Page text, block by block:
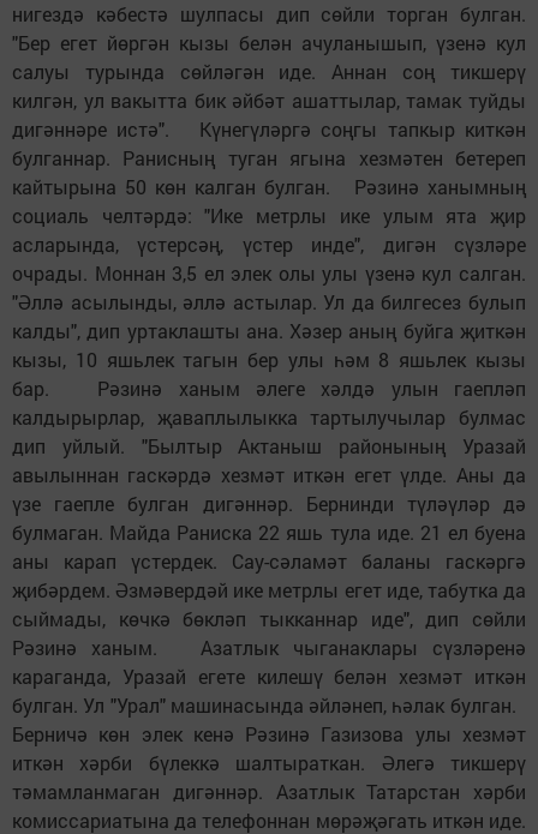
нигездә кәбестә шулпасы дип сөйли торган булган.
"Бер егет йөргән кызы белән ачуланышып, үзенә кул
салуы турында сөйләгән иде. Аннан соң тикшерү
килгән, ул вакытта бик әйбәт ашаттылар, тамак туйды
дигәннәре истә". Күнегүләргә соңгы тапкыр киткән
булганнар. Ранисның туган ягына хезмәтен бетереп
кайтырына 50 көн калган булган. Рәзинә ханымның
социаль челтәрдә: "Ике метрлы ике улым ята җир
асларында, үстерсәң, үстер инде", дигән сүзләре
очрады. Моннан 3,5 ел элек олы улы үзенә кул салган.
"Әллә асылынды, әллә астылар. Ул да билгесез булып
калды", дип уртаклашты ана. Хәзер аның буйга җиткән
кызы, 10 яшьлек тагын бер улы һәм 8 яшьлек кызы
бар. Рәзинә ханым әлеге хәлдә улын гаепләп
калдырырлар, җаваплылыкка тартылучылар булмас
дип уйлый. "Былтыр Актаныш районының Уразай
авылыннан гаскәрдә хезмәт иткән егет үлде. Аны да
үзе гаепле булган дигәннәр. Бернинди түләүләр дә
булмаган. Майда Раниска 22 яшь тула иде. 21 ел буена
аны карап үстердек. Сау-сәламәт баланы гаскәргә
җибәрдем. Әзмәвердәй ике метрлы егет иде, табутка да
сыймады, көчкә бөкләп тыкканнар иде", дип сөйли
Рәзинә ханым. Азатлык чыганаклары сүзләренә
караганда, Уразай егете килешү белән хезмәт иткән
булган. Ул "Урал" машинасында әйләнеп, һәлак булган.
Берничә көн элек кенә Рәзинә Газизова улы хезмәт
иткән хәрби бүлеккә шалтыраткан. Әлегә тикшерү
тәмамланмаган дигәннәр. Азатлык Татарстан хәрби
комиссариатына да телефоннан мөрәҗәгать иткән иде.